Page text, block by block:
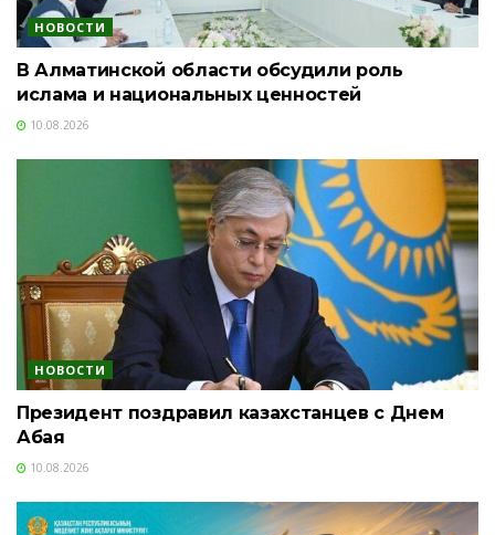
НОВОСТИ
В Алматинской области обсудили роль
ислама и национальных ценностей
10.08.2026
НОВОСТИ
Президент поздравил казахстанцев с Днем
Абая
10.08.2026